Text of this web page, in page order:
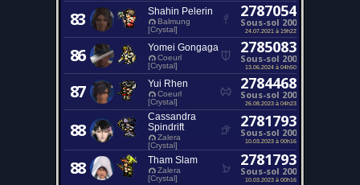
83 Shahin Pelerin
Balmung
[Crystal]
2787054
Sous-sol 200
24.07.2021 à 19h22
86 Yomei Gongaga
Coeurl
[Crystal]
2785083
Sous-sol 200
13.06.2024 à 04h50
87 Yui Rhen
Coeurl
[Crystal]
2784468
Sous-sol 200
26.08.2023 à 04h23
88
Cassandra
Spindrift
Zalera
[Crystal]
2781793
Sous-sol 200
10.03.2023 à 00h16
88 Tham Slam
Zalera
[Crystal]
2781793
Sous-sol 200
10.03.2023 à 00h16